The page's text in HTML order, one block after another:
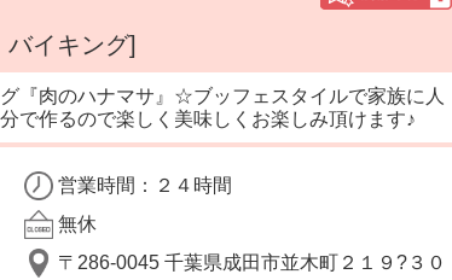
イキング]
『肉のハナマサ』☆ブッフェスタイルで家族に人
で作るので楽しく美味しくお楽しみ頂けます♪
営業時間：２４時間
無休
〒286-0045 千葉県成田市並木町２１９?３０